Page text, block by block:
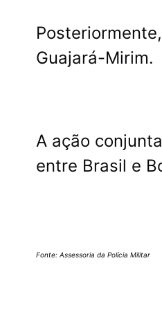
Guajará-Mirim.
A ação
entre Brasil e
Fonte: Assessoria da Polícia Militar